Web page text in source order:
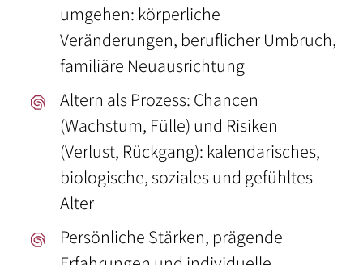
umgehen: körperliche
Veränderungen, beruflicher Umbruch,
familiäre Neuausrichtung
Altern als Prozess: Chancen
(Wachstum, Fülle) und Risiken
(Verlust, Rückgang): kalendarisches,
biologische, soziales und gefühltes
Alter
Persönliche Stärken, prägende